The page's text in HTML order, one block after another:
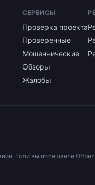
СЕРВИСЫ
Проверка проекта
Проверенные
Мошеннические
Обзоры
Жалобы
Если вы посещаете